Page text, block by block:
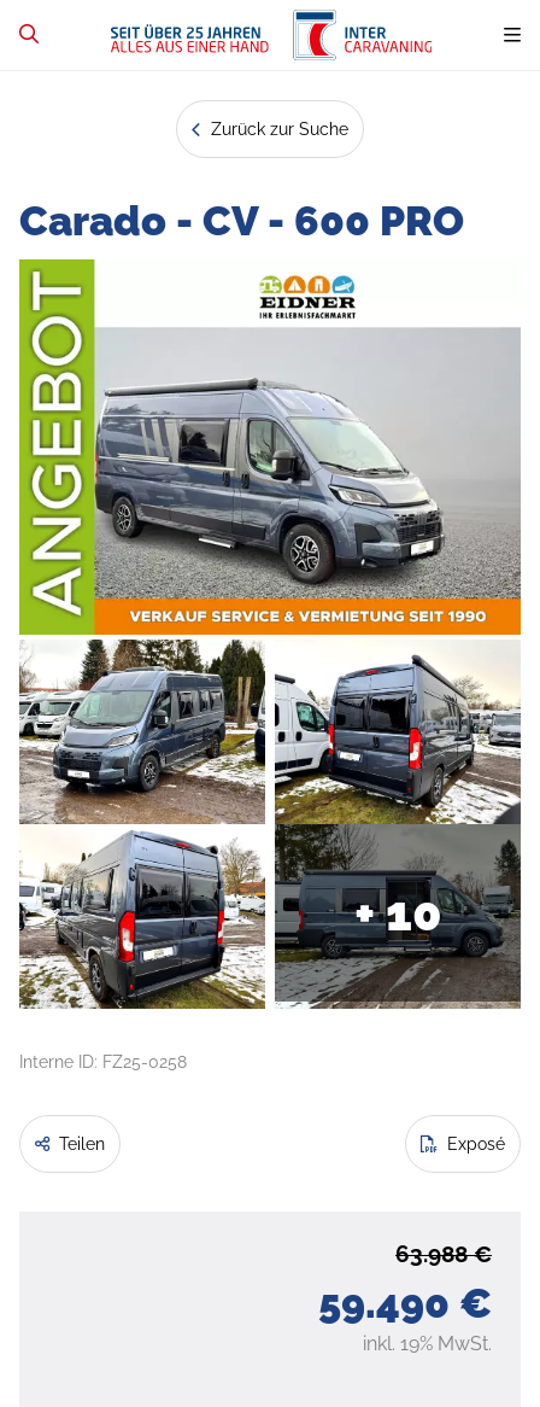
Zurück zur Suche
Carado - CV - 600 PRO
+ 10
Interne ID: FZ25-0258
Teilen Exposé
59.490 €
63.988 €
inkl. 19% MwSt.